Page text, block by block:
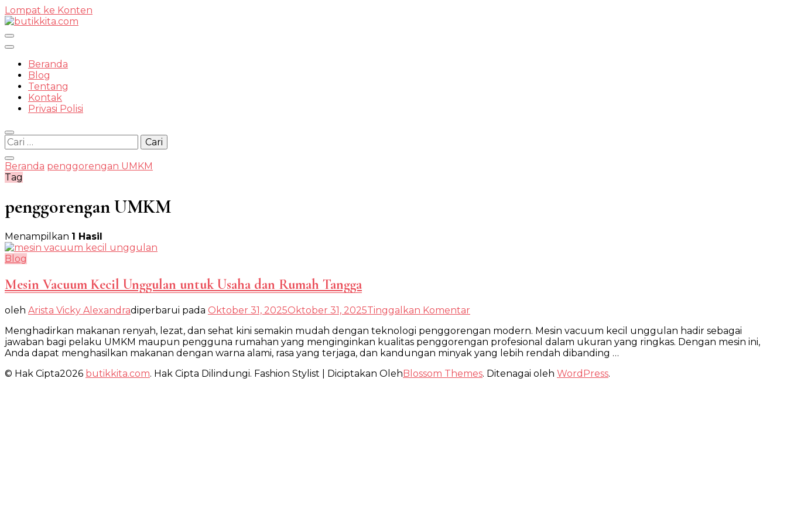
Lompat ke Konten
butikkita.com
Beranda
Blog
Tentang
Kontak
Privasi Polisi
Cari
untuk:
Beranda penggorengan UMKM
Tag
penggorengan UMKM
Menampilkan 1 Hasil
Blog
Mesin Vacuum Kecil Unggulan untuk Usaha dan Rumah Tangga
oleh Arista Vicky Alexandradiperbarui pada Oktober 31, 2025Oktober 31, 2025Tinggalkan Komentar
Vacuum
Kecil
Unggulan
Usaha
Menghadirkan makanan renyah, lezat, dan sehat kini semakin mudah dengan teknologi penggorengan modern. Mesin vacuum kecil unggulan hadir sebagai
jawaban bagi pelaku UMKM maupun pengguna rumahan yang menginginkan kualitas penggorengan profesional dalam ukuran yang ringkas. Dengan mesin ini,
Anda dapat menghasilkan makanan dengan warna alami, rasa yang terjaga, dan kandungan minyak yang lebih rendah dibanding …
© Hak Cipta2026 butikkita.com. Hak Cipta Dilindungi. Fashion Stylist | Diciptakan OlehBlossom Themes. Ditenagai oleh WordPress.